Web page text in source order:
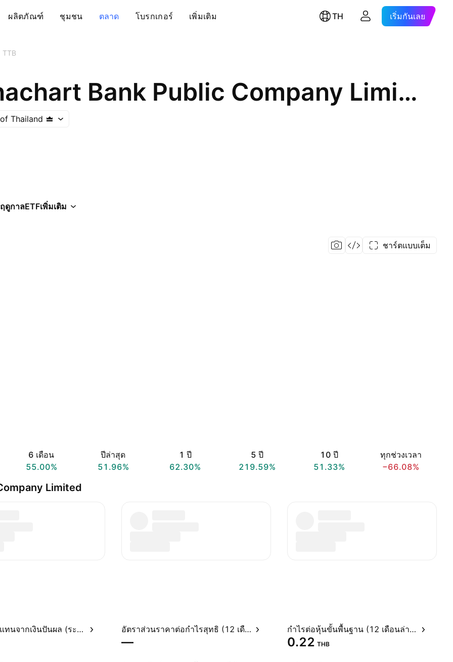
ผลิตภัณฑ์ ชุมชน ตลาด โบรกเกอร์ เพิ่มเติม TH เริ่มกันเลย
TTB
TMBThanachart Bank Public Company Limited
Thailand
ฤดูกาลETFเพิ่มเติม
ชาร์ตแบบเต็ม
6 เดือน
55.00%
ปีล่าสุด
51.96%
1 ปี
62.30%
5 ปี
219.59%
10 ปี
51.33%
ทุกช่วงเวลา
−66.08%
Limited
อัตราผลตอบแทนจากเงินปันผล (ระบุไว้) อัตราส่วนราคาต่อกำไรสุทธิ (12 เดือนล่าสุด)
—
กำไรต่อหุ้นขั้นพื้นฐาน (12 เดือนล่าสุด)
0.22 THB